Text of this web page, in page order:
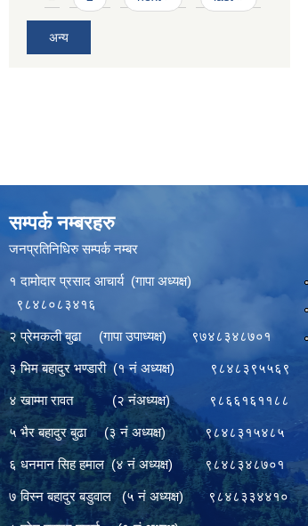
अन्य
सम्पर्क नम्बरहरु
जनप्रतिनिधिरु सम्पर्क नम्बर
१ दामोदार प्रसाद आचार्य (गापा अध्यक्ष)
९८४८०८३४१६
२ प्रेमकली बुढा (गापा उपाध्यक्ष) ९७४८३४८७०१
३ भिम बहादुर भण्डारी (१ नं अध्यक्ष) ९८४८३९५५६९
४ खाम्मा रावत (२ नंअध्यक्ष) ९८६६१६११८८
५ भैर बहादुर बुढा (३ नं अध्यक्ष) ९८४८३१५४८५
६ धनमान सिह हमाल (४ नं अध्यक्ष) ९८४८३४८७०१
७ विस्न बहादुर बडुवाल (५ नं अध्यक्ष) ९८४८३३४४१०